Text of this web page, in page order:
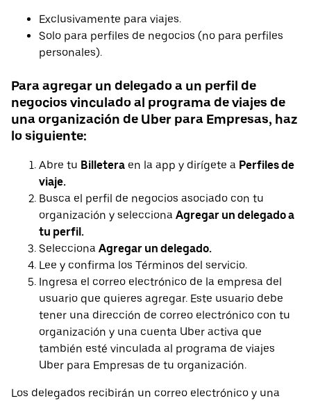
Exclusivamente para viajes.
Solo para perfiles de negocios (no para perfiles
personales).
Para agregar un delegado a un perfil de
negocios vinculado al programa de viajes de
una organización de Uber para Empresas, haz
lo siguiente:
Abre tu Billetera en la app y dirígete a Perfiles de
viaje.
Busca el perfil de negocios asociado con tu
organización y selecciona Agregar un delegado a
tu perfil.
Selecciona Agregar un delegado.
Lee y confirma los Términos del servicio.
Ingresa el correo electrónico de la empresa del
usuario que quieres agregar. Este usuario debe
tener una dirección de correo electrónico con tu
organización y una cuenta Uber activa que
también esté vinculada al programa de viajes
Uber para Empresas de tu organización.
Los delegados recibirán un correo electrónico y una